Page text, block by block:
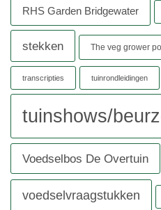
RHS Garden Bridgewater
stekken The veg grower
transcripties tuinrondleidingen
tuinshows/
Voedselbos De Overtuin
voedselvraagstukken